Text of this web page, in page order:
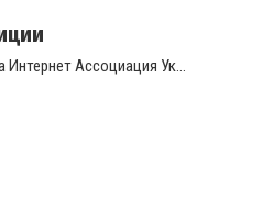
Интернет Ассоциация Ук...